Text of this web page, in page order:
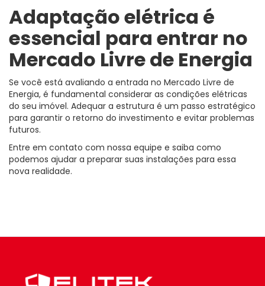
Adaptação elétrica é
essencial para entrar no
Mercado Livre de Energia
Se você está avaliando a entrada no Mercado Livre de
Energia, é fundamental considerar as condições elétricas
do seu imóvel. Adequar a estrutura é um passo estratégico
para garantir o retorno do investimento e evitar problemas
futuros.
Entre em contato com nossa equipe e saiba como
podemos ajudar a preparar suas instalações para essa
nova realidade.